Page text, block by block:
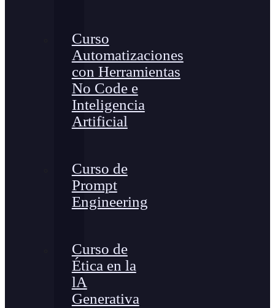
Curso
Automatizaciones
con Herramientas
No Code e
Inteligencia
Artificial
Curso de
Prompt
Engineering
Curso de
Ética en la
lA
Generativa